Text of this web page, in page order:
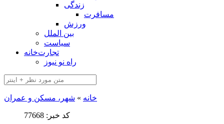
زندگی
مسافرت
ورزش
بین الملل
سیاست
تجارت‌خانه
راه نو نیوز
خانه » شهر، مسکن و عمران
کد خبر: 77668